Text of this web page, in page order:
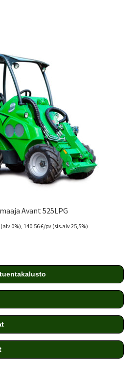
Avant 525LPG
0%), 140,56€/pv (sis.alv 25,5%)